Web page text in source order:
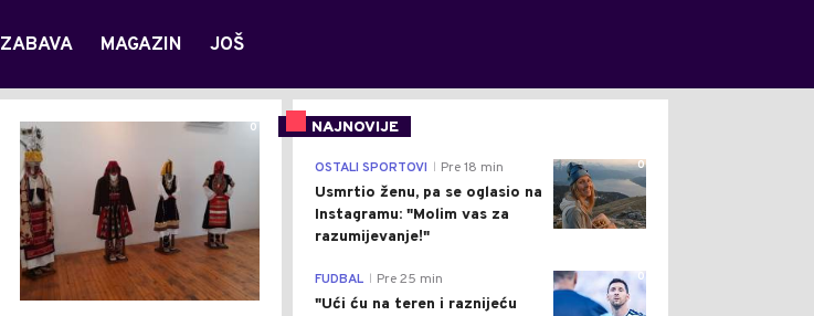
ZABAVA MAGAZIN JOŠ
0 NAJNOVIJE
0
OSTALI SPORTOVI Pre 18 min
Usmrtio ženu, pa se oglasio na
Instagramu: "Molim vas za
razumijevanje!"
0
FUDBAL Pre 25 min
"Ući ću na teren i raznijeću